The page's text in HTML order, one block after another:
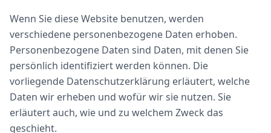
Wenn Sie diese Website benutzen, werden
verschiedene personenbezogene Daten erhoben.
Personenbezogene Daten sind Daten, mit denen Sie
persönlich identifiziert werden können. Die
vorliegende Datenschutzerklärung erläutert, welche
Daten wir erheben und wofür wir sie nutzen. Sie
erläutert auch, wie und zu welchem Zweck das
geschieht.